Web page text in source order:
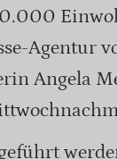
Agentur
Angela